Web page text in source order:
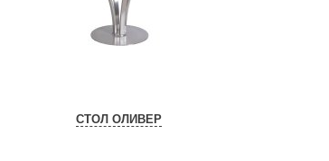
СТОЛ ОЛИВЕР